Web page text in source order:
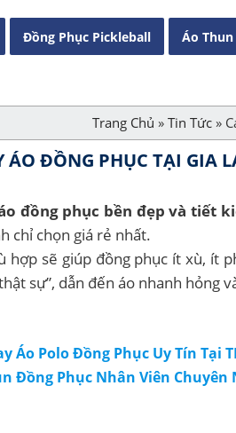
Đồng Phục Pickleball Áo
Trang Chủ » Tin Tức »
ÁO ĐỒNG PHỤC TẠI GIA
đồng phục bền đẹp và tiết
chỉ chọn giá rẻ nhất.
hợp sẽ giúp đồng phục ít xù, ít
sự”, dẫn đến áo nhanh hỏng
Áo Polo Đồng Phục Uy Tín Tại
Đồng Phục Nhân Viên Chuyên